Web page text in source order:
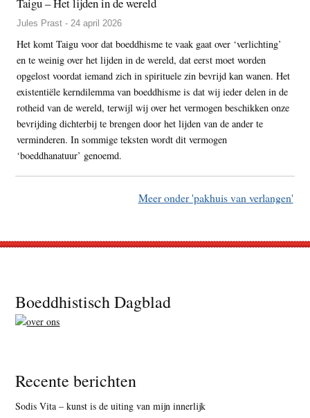
Jules Prast - 24 april 2026
Het komt Taigu voor dat boeddhisme te vaak gaat over ‘verlichting’
en te weinig over het lijden in de wereld, dat eerst moet worden
opgelost voordat iemand zich in spirituele zin bevrijd kan wanen. Het
existentiële kerndilemma van boeddhisme is dat wij ieder delen in de
rotheid van de wereld, terwijl wij over het vermogen beschikken onze
bevrijding dichterbij te brengen door het lijden van de ander te
verminderen. In sommige teksten wordt dit vermogen
‘boeddhanatuur’ genoemd.
Meer onder 'pakhuis van verlangen'
Footer
Boeddhistisch Dagblad
Recente berichten
Sodis Vita – kunst is de uiting van mijn innerlijk